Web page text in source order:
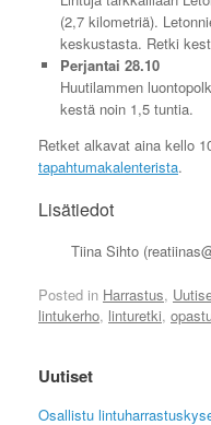
(2,7 kilometriä).
keskustasta. Retki
Perjantai 28.10
Huutilammen
kestä noin 1,5 tuntia.
Retket alkavat aina kello
tapahtumakalenterista.
Lisätiedot
Tiina Sihto
Posted in Harrastus,
lintukerho, linturetki,
Uutiset
Osallistu